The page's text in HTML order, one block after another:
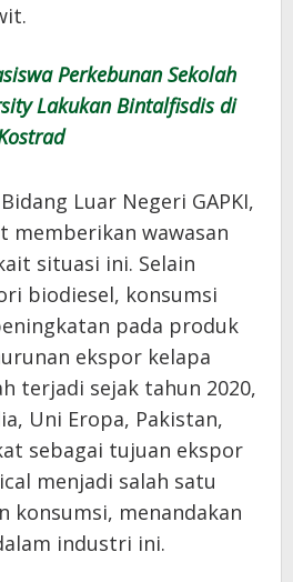
Perkebunan Sekolah
Lakukan Bintalfisdis di
Luar Negeri GAPKI,
memberikan wawasan
situasi ini. Selain
biodiesel, konsumsi
pada produk
ekspor kelapa
terjadi sejak tahun 2020,
Uni Eropa, Pakistan,
sebagai tujuan ekspor
menjadi salah satu
konsumsi, menandakan
industri ini.